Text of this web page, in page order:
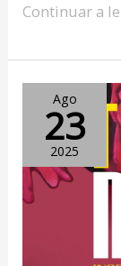
Continuar a
Ago
23
2025
Musical
Thérèse
Martin